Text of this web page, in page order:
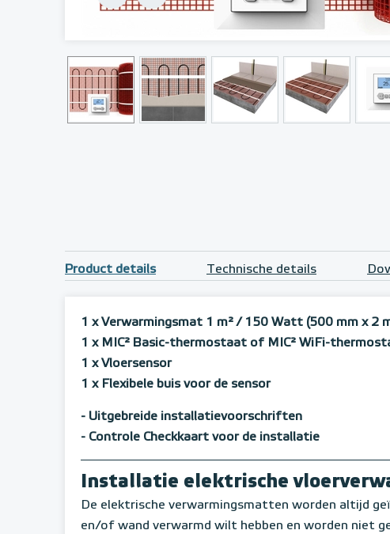
Product details Technische details
1 x Verwarmingsmat 1 m²/ 150 Watt (500 mm x 2
1 x MIC² Basic-thermostaat of MIC² WiFi-
1 x Vloersensor
1 x Flexibele buis voor de sensor
- Uitgebreide installatievoorschriften
- Controle Checkkaart voor de installatie
Installatie elektrische
De elektrische verwarmingsmatten worden altijd
en/of wand verwarmd wilt hebben en worden niet